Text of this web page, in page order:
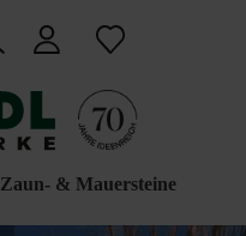
Zaun- & Mauersteine